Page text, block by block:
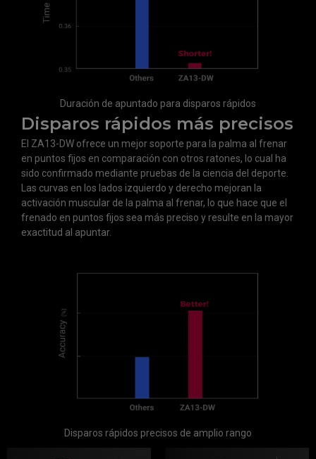
Duración de apuntado para disparos rápidos
Disparos rápidos más precisos
El ZA13-DW ofrece un mejor soporte para la palma al frenar
en puntos fijos en comparación con otros ratones, lo cual ha
sido confirmado mediante pruebas de la ciencia del deporte.
Las curvas en los lados izquierdo y derecho mejoran la
activación muscular de la palma al frenar, lo que hace que el
frenado en puntos fijos sea más preciso y resulte en la mayor
exactitud al apuntar.
Disparos rápidos precisos de amplio rango